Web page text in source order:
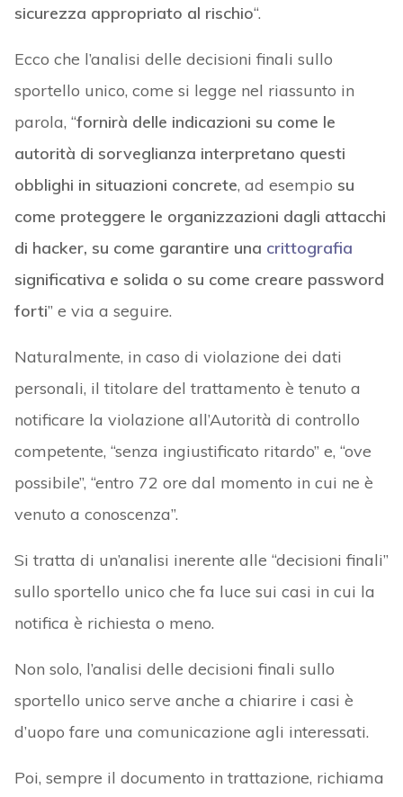
sicurezza appropriato al rischio“.
Ecco che l’analisi delle decisioni finali sullo
sportello unico, come si legge nel riassunto in
parola, “fornirà delle indicazioni su come le
autorità di sorveglianza interpretano questi
obblighi in situazioni concrete, ad esempio su
come proteggere le organizzazioni dagli attacchi
di hacker, su come garantire una crittografia
significativa e solida o su come creare password
forti” e via a seguire.
Naturalmente, in caso di violazione dei dati
personali, il titolare del trattamento è tenuto a
notificare la violazione all’Autorità di controllo
competente, “senza ingiustificato ritardo” e, “ove
possibile”, “entro 72 ore dal momento in cui ne è
venuto a conoscenza”.
Si tratta di un’analisi inerente alle “decisioni finali”
sullo sportello unico che fa luce sui casi in cui la
notifica è richiesta o meno.
Non solo, l’analisi delle decisioni finali sullo
sportello unico serve anche a chiarire i casi è
d’uopo fare una comunicazione agli interessati.
Poi, sempre il documento in trattazione, richiama